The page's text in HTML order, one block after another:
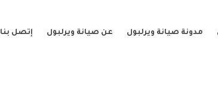
مدونة صيانة ويرلبول عن صيانة ويرلبول إتصل بنا